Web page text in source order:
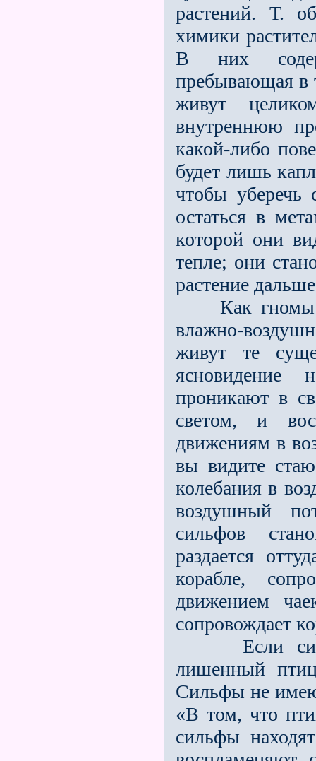
растений. Т.
химики
В них
пребывающая в
живут
внутреннюю
какой-либо
будет лишь
чтобы уберечь
остаться в
которой они
тепле; они
растение
Как гномы
влажно-
живут те
проникают в
светом, и
движениям в
вы видите
колебания в
воздушный
сильфов
раздается
корабле,
движением
сопровождает
Если
лишенный
Сильфы не
«В том, что
сильфы